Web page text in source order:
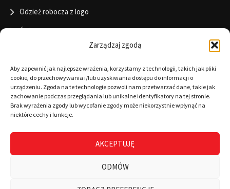
Zarządzaj zgodą
Aby zapewnić jak najlepsze wrażenia, korzystamy z technologii, takich jak pliki
cookie, do przechowywania i/lub uzyskiwania dostępu do informacji o
urządzeniu. Zgoda na te technologie pozwoli nam przetwarzać dane, takie jak
zachowanie podczas przeglądania lub unikalne identyfikatory na tej stronie.
Brak wyrażenia zgody lub wycofanie zgody może niekorzystnie wpłynąć na
niektóre cechy i funkcje.
AKCEPTUJĘ
ODMÓW
Odzież robocza z logo
Święta
Informacje
RODO
Polityka cookies
Warunki płatności